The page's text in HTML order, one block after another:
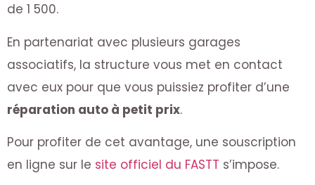
de 1 500.
En partenariat avec plusieurs garages
associatifs, la structure vous met en contact
avec eux pour que vous puissiez profiter d’une
réparation auto à petit prix.
Pour profiter de cet avantage, une souscription
en ligne sur le site officiel du FASTT s’impose.